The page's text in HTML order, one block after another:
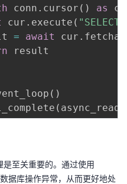
conn . cursor ( ) as
cur . execute (
= await cur .
result
( )
(
至关重要的。通过使用
据库操作异常，从而更好地处